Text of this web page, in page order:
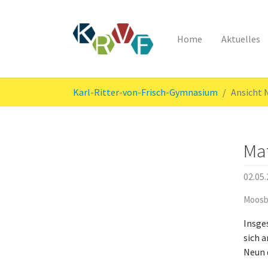
Home Aktuelles
Karl-Ritter-von-Frisch-Gymnasium Ansicht
sich
Neun